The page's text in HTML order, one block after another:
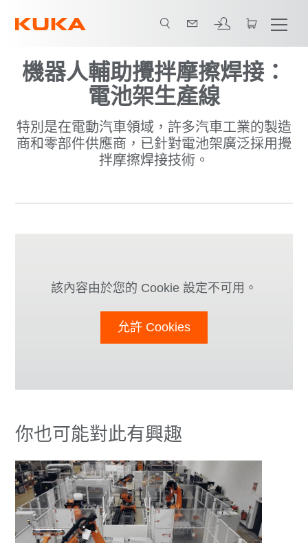
機器人輔助攪拌摩擦焊接：
電池架生產線
特別是在電動汽車領域，許多汽車工業的製造
商和零部件供應商，已針對電池架廣泛採用攪
拌摩擦焊接技術。
該內容由於您的 Cookie 設定不可用。
允許 Cookies
你也可能對此有興趣